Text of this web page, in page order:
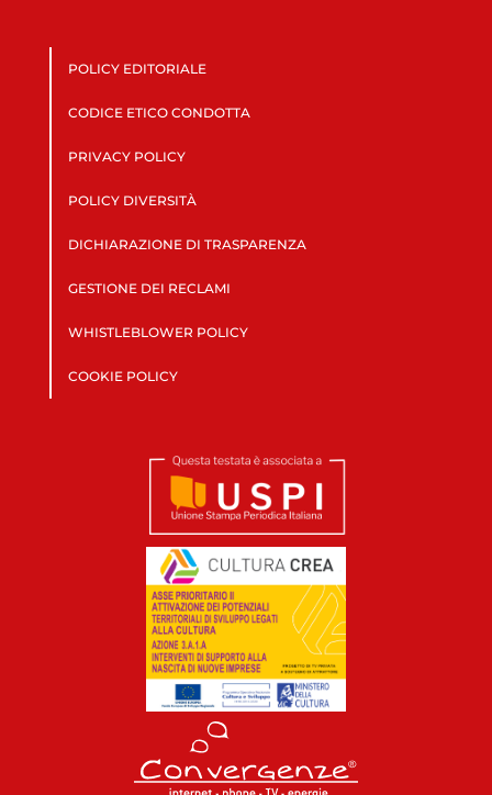
POLICY EDITORIALE
CODICE ETICO CONDOTTA
PRIVACY POLICY
POLICY DIVERSITÀ
DICHIARAZIONE DI TRASPARENZA
GESTIONE DEI RECLAMI
WHISTLEBLOWER POLICY
COOKIE POLICY